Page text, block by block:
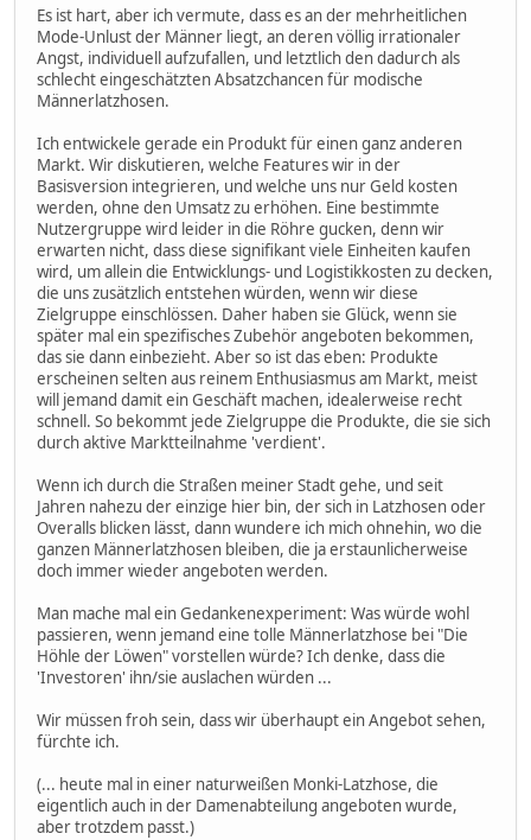
Es ist hart, aber ich vermute, dass es an der mehrheitlichen
Mode-Unlust der Männer liegt, an deren völlig irrationaler
Angst, individuell aufzufallen, und letztlich den dadurch als
schlecht eingeschätzten Absatzchancen für modische
Männerlatzhosen.
Ich entwickele gerade ein Produkt für einen ganz anderen
Markt. Wir diskutieren, welche Features wir in der
Basisversion integrieren, und welche uns nur Geld kosten
werden, ohne den Umsatz zu erhöhen. Eine bestimmte
Nutzergruppe wird leider in die Röhre gucken, denn wir
erwarten nicht, dass diese signifikant viele Einheiten kaufen
wird, um allein die Entwicklungs- und Logistikkosten zu decken,
die uns zusätzlich entstehen würden, wenn wir diese
Zielgruppe einschlössen. Daher haben sie Glück, wenn sie
später mal ein spezifisches Zubehör angeboten bekommen,
das sie dann einbezieht. Aber so ist das eben: Produkte
erscheinen selten aus reinem Enthusiasmus am Markt, meist
will jemand damit ein Geschäft machen, idealerweise recht
schnell. So bekommt jede Zielgruppe die Produkte, die sie sich
durch aktive Marktteilnahme 'verdient'.
Wenn ich durch die Straßen meiner Stadt gehe, und seit
Jahren nahezu der einzige hier bin, der sich in Latzhosen oder
Overalls blicken lässt, dann wundere ich mich ohnehin, wo die
ganzen Männerlatzhosen bleiben, die ja erstaunlicherweise
doch immer wieder angeboten werden.
Man mache mal ein Gedankenexperiment: Was würde wohl
passieren, wenn jemand eine tolle Männerlatzhose bei "Die
Höhle der Löwen" vorstellen würde? Ich denke, dass die
'Investoren' ihn/sie auslachen würden ...
Wir müssen froh sein, dass wir überhaupt ein Angebot sehen,
fürchte ich.
(... heute mal in einer naturweißen Monki-Latzhose, die
eigentlich auch in der Damenabteilung angeboten wurde,
aber trotzdem passt.)